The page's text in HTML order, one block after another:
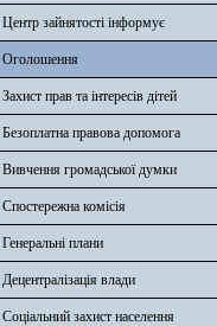
Центр зайнятості інформує
Оголошення
Захист прав та інтересів дітей
Безоплатна правова допомога
Вивчення громадської думки
Спостережна комісія
Генеральні плани
Децентралізація влади
Соціальний захист населення